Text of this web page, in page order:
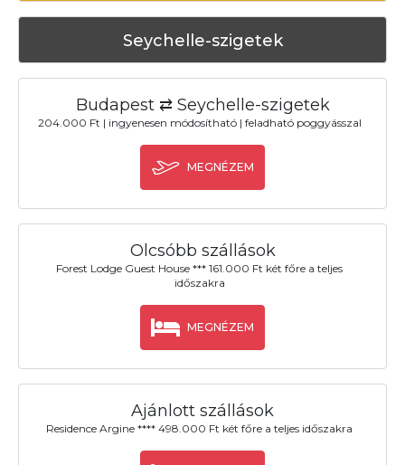
Seychelle-szigetek
Budapest ⇄ Seychelle-szigetek
204.000 Ft | ingyenesen módosítható | feladható poggyásszal
MEGNÉZEM
Olcsóbb szállások
Forest Lodge Guest House *** 161.000 Ft két főre a teljes
időszakra
MEGNÉZEM
Ajánlott szállások
Residence Argine **** 498.000 Ft két főre a teljes időszakra